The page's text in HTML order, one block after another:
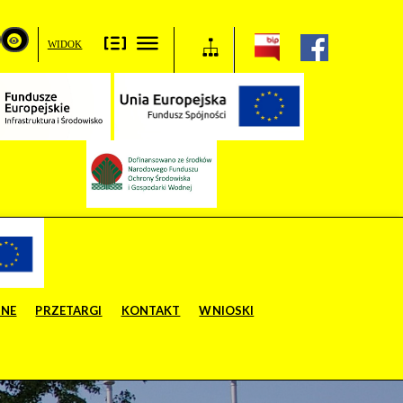
WIDOK
PRZETARGI KONTAKT WNIOSKI